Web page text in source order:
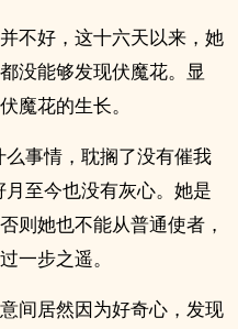
不好，这十六天以来，她
没能够发现伏魔花。显
魔花的生长。
事情，耽搁了没有催我
至今也没有灰心。她是
则她也不能从普通使者，
一步之遥。
间居然因为好奇心，发现